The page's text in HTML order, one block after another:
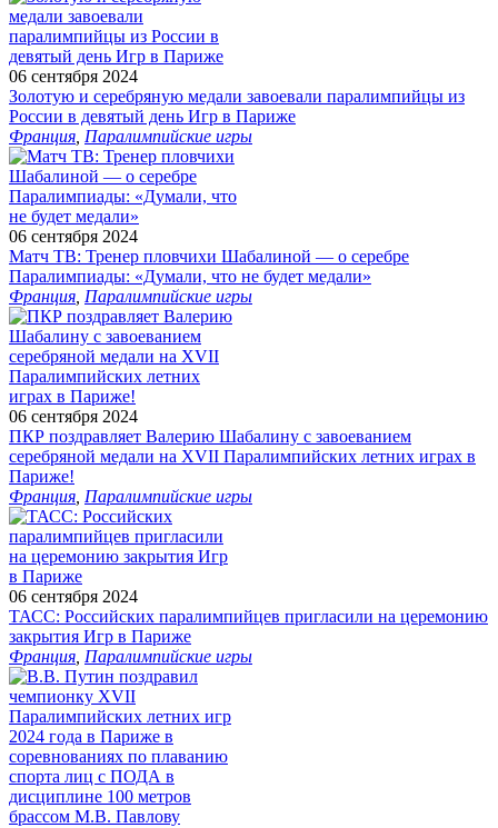
06 сентября 2024
Золотую и серебряную медали завоевали паралимпийцы из
России в девятый день Игр в Париже
Франция Паралимпийские игры
06 сентября 2024
Матч ТВ: Тренер пловчихи Шабалиной — о серебре
Паралимпиады: «Думали, что не будет медали»
Франция Паралимпийские игры
06 сентября 2024
ПКР поздравляет Валерию Шабалину с завоеванием
серебряной медали на XVII Паралимпийских летних играх в
Париже!
Франция Паралимпийские игры
06 сентября 2024
ТАСС: Российских паралимпийцев пригласили на церемонию
закрытия Игр в Париже
Франция Паралимпийские игры